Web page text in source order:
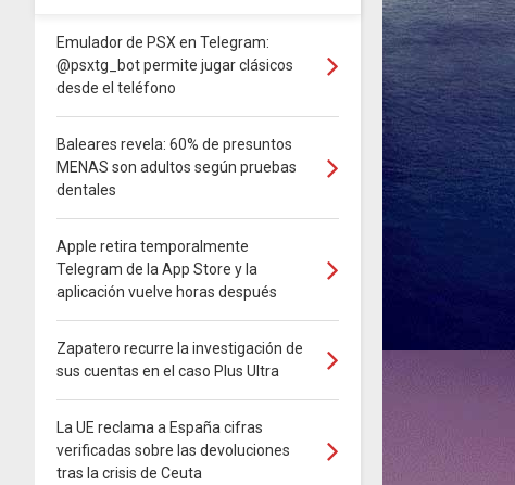
Emulador de PSX en Telegram:
@psxtg_bot permite jugar clásicos
desde el teléfono
Baleares revela: 60% de presuntos
MENAS son adultos según pruebas
dentales
Apple retira temporalmente
Telegram de la App Store y la
aplicación vuelve horas después
Zapatero recurre la investigación de
sus cuentas en el caso Plus Ultra
La UE reclama a España cifras
verificadas sobre las devoluciones
tras la crisis de Ceuta